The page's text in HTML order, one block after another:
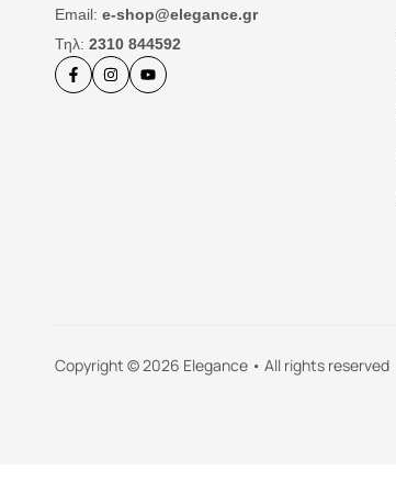
Email: e-shop@elegance.gr
Τηλ: 2310 844592
Copyright © 2026 Elegance • All rights reserved